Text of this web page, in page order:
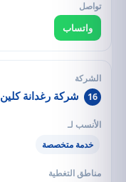
واتساب
16 شركة رغدانة كلين
خدمة متخصصة